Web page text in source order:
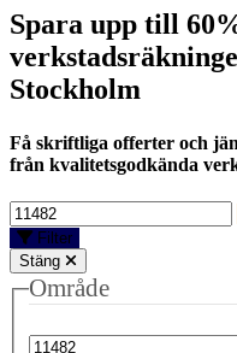
Spara upp till
Stockholm
Få skriftliga offerter och
från kvalitetsgodkända
Filter
Stäng
Område